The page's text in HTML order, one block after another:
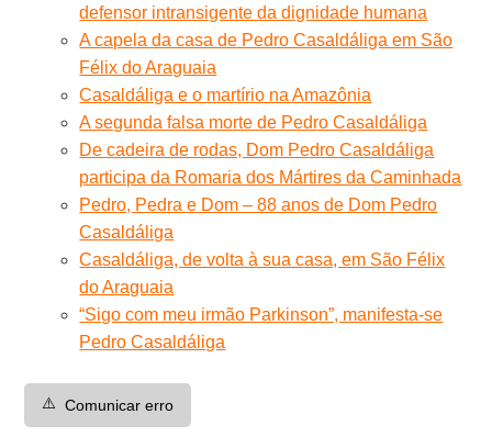
defensor intransigente da dignidade humana
A capela da casa de Pedro Casaldáliga em São
Félix do Araguaia
Casaldáliga e o martírio na Amazônia
A segunda falsa morte de Pedro Casaldáliga
De cadeira de rodas, Dom Pedro Casaldáliga
participa da Romaria dos Mártires da Caminhada
Pedro, Pedra e Dom – 88 anos de Dom Pedro
Casaldáliga
Casaldáliga, de volta à sua casa, em São Félix
do Araguaia
“Sigo com meu irmão Parkinson”, manifesta-se
Pedro Casaldáliga
⚠️ Comunicar erro